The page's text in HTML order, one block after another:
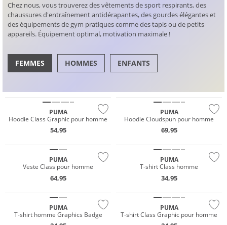
Chez nous, vous trouverez des vêtements de sport respirants, des
chaussures d'entraînement antidérapantes, des gourdes élégantes et
des équipements de gym pratiques comme des tapis ou de petits
appareils. Équipement optimal, motivation maximale !
FEMMES HOMMES ENFANTS
CHAUSSURES HAUTS
PUMA
Hoodie Class Graphic pour homme
54,95
PUMA
Hoodie Cloudspun pour homme
69,95
PUMA
Veste Class pour homme
64,95
PUMA
T-shirt Class homme
34,95
NOUVEAU
PUMA
T-shirt homme Graphics Badge
NOUVEAU
PUMA
T-shirt Class Graphic pour homme